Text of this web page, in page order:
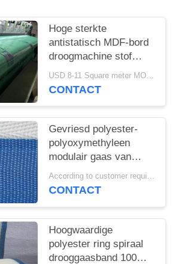
Hoge sterkte
antistatisch MDF-bord
droogmachine stof
polyester geweven
mesh gordel
USD 8-11 Square meter MOQ:1 meter
CONTACT
Gevriesd polyester-
polyoxymethyleen
modulair gaas van
voedselkwaliteit
spiraalverbinding toren
According to customer requirements MOQ:1 meter
CONTACT
Hoogwaardige
polyester ring spiraal
drooggaasband 100%